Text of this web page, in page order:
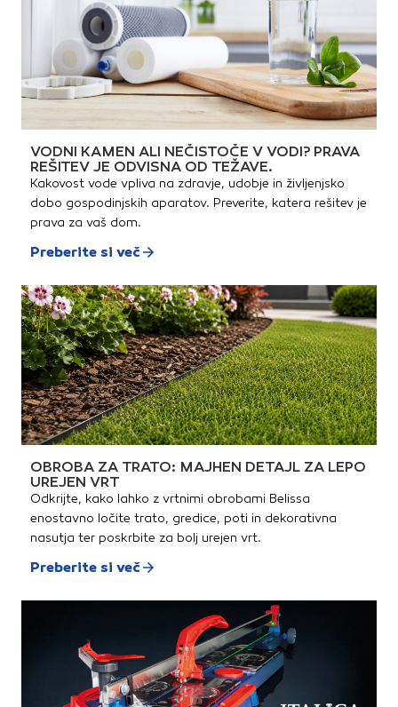
VODNI KAMEN ALI NEČISTOČE V VODI? PRAVA
REŠITEV JE ODVISNA OD TEŽAVE.
Kakovost vode vpliva na zdravje, udobje in življenjsko
dobo gospodinjskih aparatov. Preverite, katera rešitev je
prava za vaš dom.
Preberite si več
OBROBA ZA TRATO: MAJHEN DETAJL ZA LEPO
UREJEN VRT
Odkrijte, kako lahko z vrtnimi obrobami Belissa
enostavno ločite trato, gredice, poti in dekorativna
nasutja ter poskrbite za bolj urejen vrt.
Preberite si več